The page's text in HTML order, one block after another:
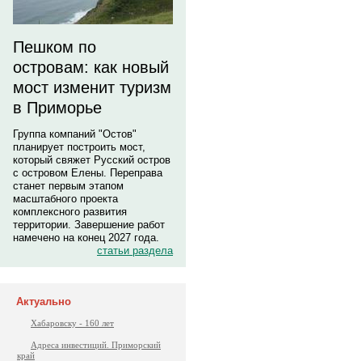
Пешком по
островам: как новый
мост изменит туризм
в Приморье
Группа компаний "Остов"
планирует построить мост,
который свяжет Русский остров
с островом Елены. Переправа
станет первым этапом
масштабного проекта
комплексного развития
территории. Завершение работ
намечено на конец 2027 года.
статьи раздела
Актуально
Хабаровску - 160 лет
Адреса инвестиций. Приморский
край